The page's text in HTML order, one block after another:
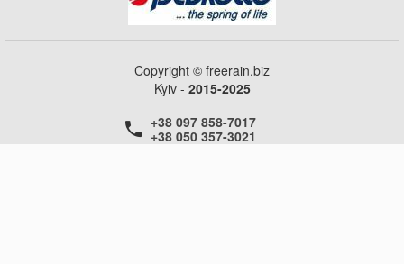
Copyright © freerain.biz
Kyiv - 2015-2025
+38 097 858-7017
+38 050 357-3021